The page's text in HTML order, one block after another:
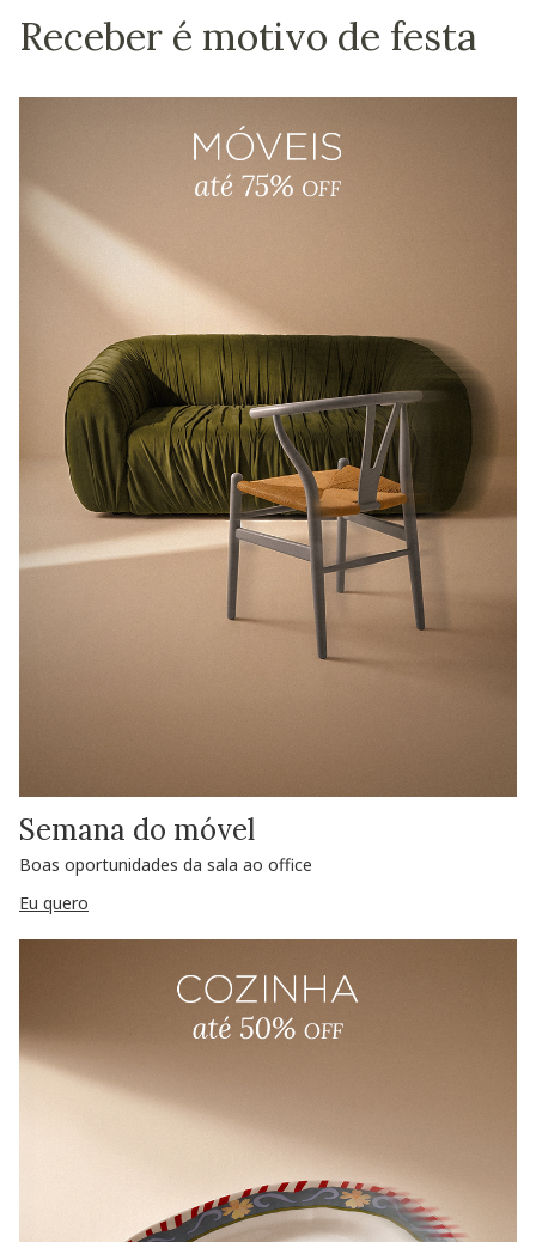
Receber é motivo de festa
Semana do móvel
Boas oportunidades da sala ao office
Eu quero